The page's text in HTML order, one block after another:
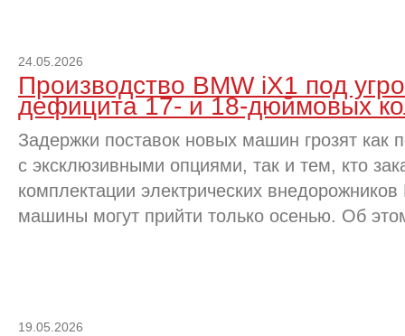
24.05.2026
Производство BMW iX1 под
дефицита 17‑ и 18‑дюймовых
Задержки поставок новых машин грозят как
с эксклюзивными опциями, так и тем, кто
комплектации электрических
машины могут прийти только осенью. Об
19.05.2026